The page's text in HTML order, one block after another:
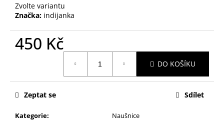
Zvolte variantu
Značka: indijanka
450 Kč
DO KOŠÍKU
Kategorie: Naušnice
Zeptat se Sdílet
D
o
p
č
u
e